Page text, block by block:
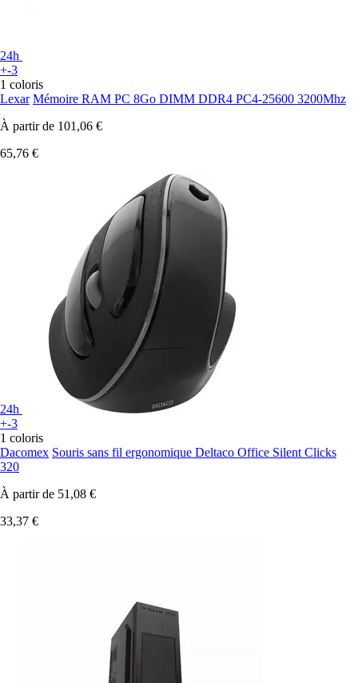
24h
+-3
1 coloris
Lexar Mémoire RAM PC 8Go DIMM DDR4 PC4-25600 3200Mhz
À partir de 101,06 €
65,76 €
24h
+-3
1 coloris
Dacomex Souris sans fil ergonomique Deltaco Office Silent Clicks
320
À partir de 51,08 €
33,37 €